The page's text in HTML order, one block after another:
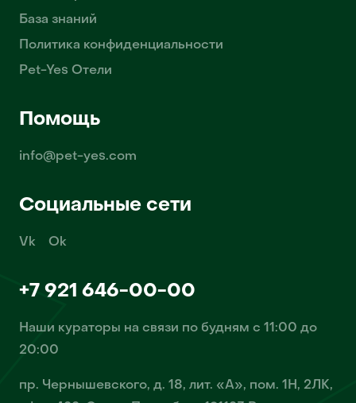
База знаний
Политика конфиденциальности
Pet-Yes Отели
Помощь
info@pet-yes.com
Социальные сети
Vk Ok
+7 921 646-00-00
Наши кураторы на связи по будням с 11:00 до
20:00
пр. Чернышевского, д. 18, лит. «А», пом. 1Н, 2ЛК,